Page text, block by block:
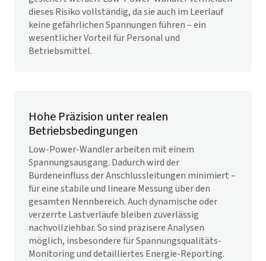
dieses Risiko vollständig, da sie auch im Leerlauf
keine gefährlichen Spannungen führen – ein
wesentlicher Vorteil für Personal und
Betriebsmittel.
Hohe Präzision unter realen
Betriebsbedingungen
Low-Power-Wandler arbeiten mit einem
Spannungsausgang. Dadurch wird der
Bürdeneinfluss der Anschlussleitungen minimiert –
für eine stabile und lineare Messung über den
gesamten Nennbereich. Auch dynamische oder
verzerrte Lastverläufe bleiben zuverlässig
nachvollziehbar. So sind präzisere Analysen
möglich, insbesondere für Spannungsqualitäts-
Monitoring und detailliertes Energie-Reporting.